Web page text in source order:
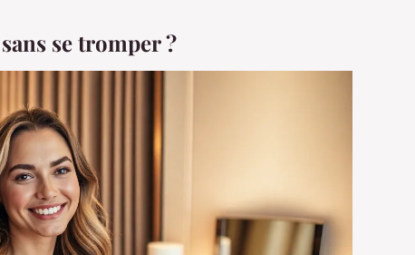
se tromper ?